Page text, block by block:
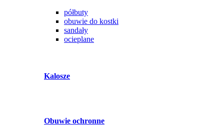
półbuty
obuwie do kostki
sandały
ocieplane
Kalosze
Obuwie ochronne